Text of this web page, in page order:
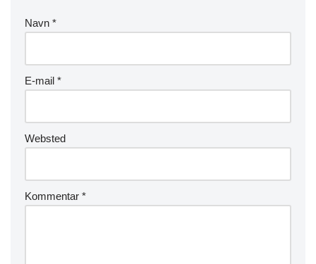
Navn *
E-mail *
Websted
Kommentar *